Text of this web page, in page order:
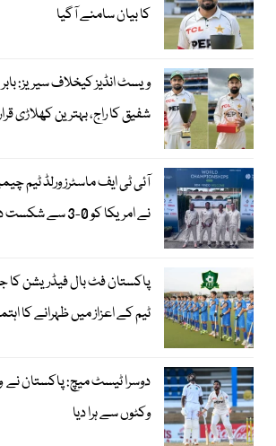
کا بیان سامنے آگیا
ویسٹ انڈیز کیخلاف سیریز: بابر
شفیق کا راج، بہترین کھلاڑی
آئی ٹی ایف ماسٹرز ورلڈ ٹیم
نے امریکا کو 0-3 سے شکست دے دی
پاکستان فٹ بال فیڈریشن کا
ٹیم کے اعزاز میں ظہرانے کا
وکٹوں سے ہرا دیا